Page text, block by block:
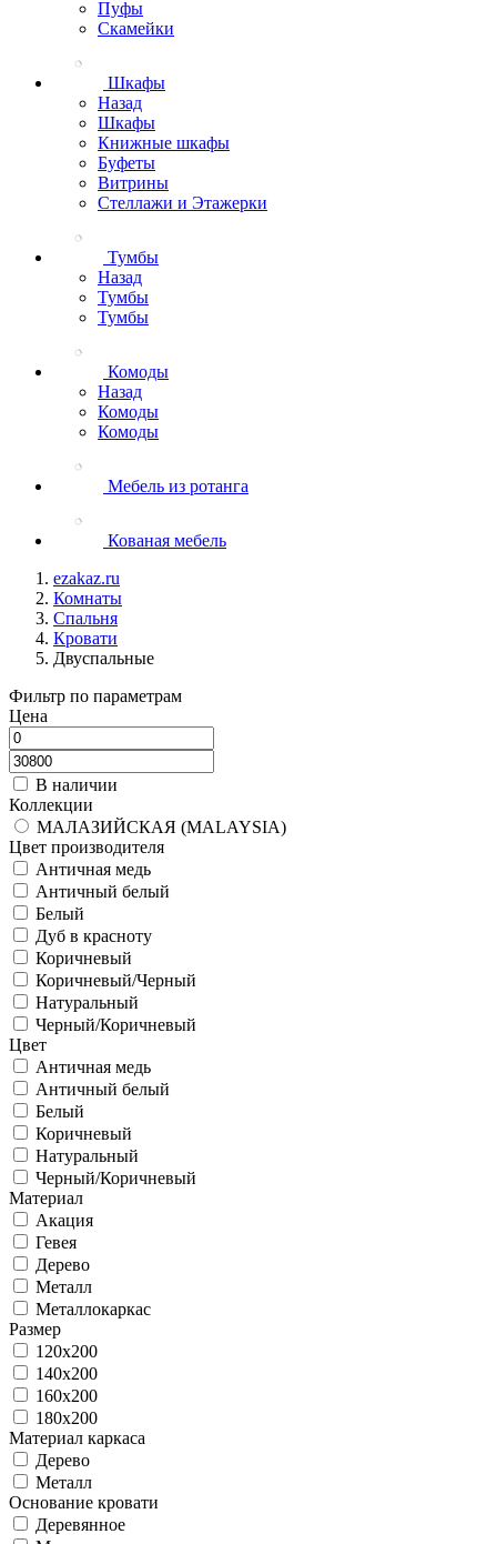
Пуфы
Скамейки
Шкафы
Назад
Шкафы
Книжные шкафы
Буфеты
Витрины
Стеллажи и Этажерки
Тумбы
Назад
Тумбы
Тумбы
Комоды
Назад
Комоды
Комоды
Мебель из ротанга
Кованая мебель
ezakaz.ru
Комнаты
Спальня
Кровати
Двуспальные
Фильтр по параметрам
Цена
В наличии
Коллекции
МАЛАЗИЙСКАЯ (MALAYSIA)
Цвет производителя
Античная медь
Античный белый
Белый
Дуб в красноту
Коричневый
Коричневый/Черный
Натуральный
Черный/Коричневый
Цвет
Античная медь
Античный белый
Белый
Коричневый
Натуральный
Черный/Коричневый
Материал
Акация
Гевея
Дерево
Металл
Металлокаркас
Размер
120x200
140x200
160x200
180x200
Материал каркаса
Дерево
Металл
Основание кровати
Деревянное